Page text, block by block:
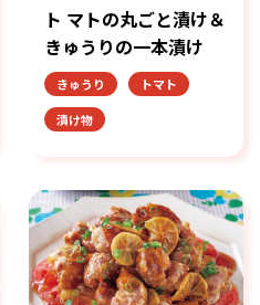
ト マトの丸ごと漬け＆
きゅうりの一本漬け
きゅうり
トマト
漬け物